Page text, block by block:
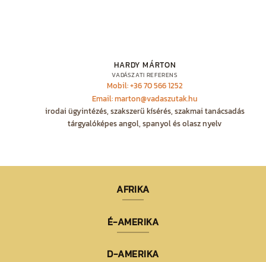
HARDY MÁRTON
VADÁSZATI REFERENS
Mobil: +36 70 566 1252
Email: marton@vadaszutak.hu
irodai ügyintézés, szakszerű kísérés, szakmai tanácsadás
tárgyalóképes angol, spanyol és olasz nyelv
AFRIKA
É-AMERIKA
D-AMERIKA